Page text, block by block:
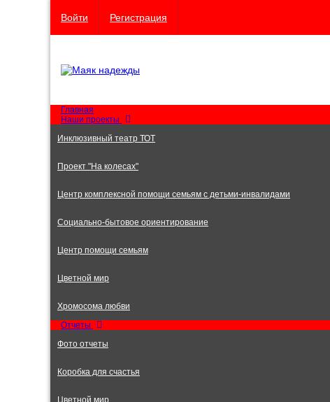
Войти Регистрация
Главная
Наши проекты
Инклюзивный театр ТОТ
Проект "На колесах"
Центр комплексной помощи семьям с детьми-инвалидами
Социально-бытовое ориентирование
Центр помощи семьям
Цветной мир
Хромосома любви
Отчеты
Фото отчеты
Коробка для счастья
Цветной мир